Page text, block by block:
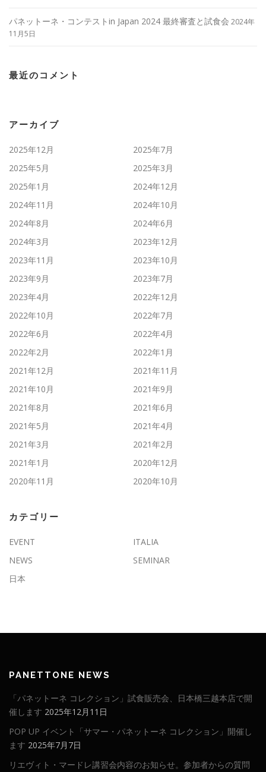
パネットーネ・コンテストin Japan 2024 最終審査と試食会 2024年
11月5日
最近のコメント
アーカイブ
2025年12月
2025年7月
2025年5月
2025年3月
2025年1月
2024年12月
2024年11月
2024年10月
2024年8月
2024年6月
2024年3月
2023年12月
2023年11月
2023年10月
2023年9月
2023年7月
2023年4月
2022年12月
2022年10月
2022年7月
2022年6月
2022年4月
2022年2月
2022年1月
2021年12月
2021年11月
2021年10月
2021年9月
2021年8月
2021年6月
2021年5月
2021年4月
2021年3月
2021年2月
2021年1月
2020年12月
2020年11月
2020年10月
カテゴリー
EVENT
ITALIA
NEWS
SEMINAR
日本
PANETTONE NEWS
「パネットーネ コレクション」試食販売会、日本橋三越本店で開
催します 2025年12月11日
POP UP イベント「サマー・パネットーネ コレクション」開催し
ます 2025年7月7日
リエヴィト・マードレ講習会内容のお知らせ。参加者からの質問